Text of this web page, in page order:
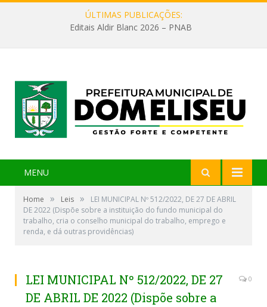
ÚLTIMAS PUBLICAÇÕES:
Editais Aldir Blanc 2026 – PNAB
MENU
Home » Leis »
LEI MUNICIPAL Nº 512/2022, DE 27 DE ABRIL
DE 2022 (Dispõe sobre a instituição do fundo municipal do
trabalho, cria o conselho municipal do trabalho, emprego e
renda, e dá outras providências)
LEI MUNICIPAL Nº 512/2022, DE 27
DE ABRIL DE 2022 (Dispõe sobre a
0